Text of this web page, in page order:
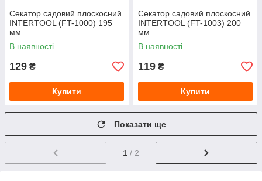
Секатор садовий плоскосний
INTERTOOL (FT-1000) 195
мм
В наявності
129 ₴
Купити
Секатор садовий плоскосний
INTERTOOL (FT-1003) 200
мм
В наявності
119 ₴
Купити
Показати ще
1 / 2